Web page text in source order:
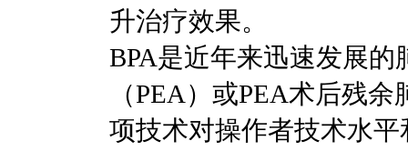
升治疗效果。
BPA是近年来迅速发展
（PEA）或PEA术后残
项技术对操作者技术水